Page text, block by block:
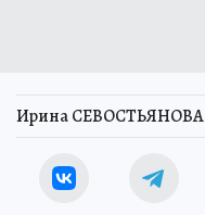
Ирина СЕВОСТЬЯНОВА